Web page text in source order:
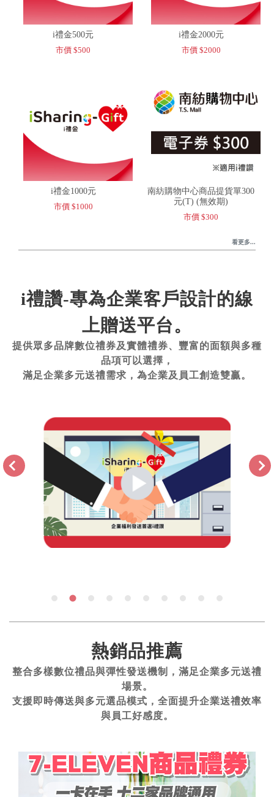
i禮金500元
市價 $500
i禮金2000元
市價 $2000
i禮金1000元
市價 $1000
南紡購物中心商品提貨單300
元(T) (無效期)
市價 $300
看更多...
i禮讚-專為企業客戶設計的線
上贈送平台。
提供眾多品牌數位禮券及實體禮券、豐富的面額與多種
品項可以選擇，
滿足企業多元送禮需求，為企業及員工創造雙贏。
熱銷品推薦
整合多樣數位禮品與彈性發送機制，滿足企業多元送禮
場景。
支援即時傳送與多元選品模式，全面提升企業送禮效率
與員工好感度。